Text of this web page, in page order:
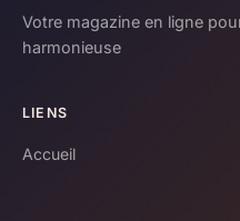
Votre magazine en ligne
harmonieuse
LIENS
Accueil